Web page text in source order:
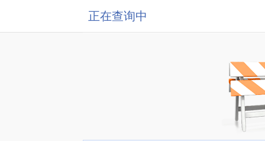
正在查询中